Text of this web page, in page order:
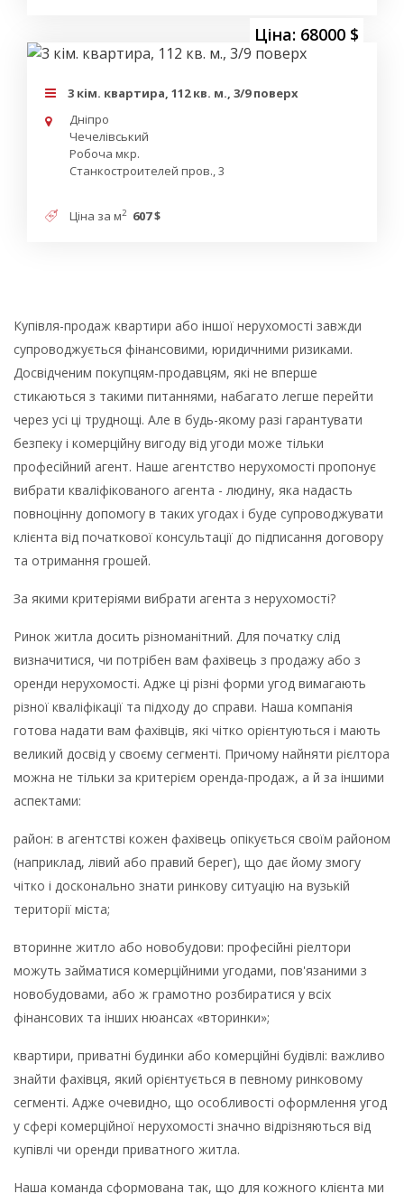
Ціна: 68000 $
3 кім. квартира, 112 кв. м., 3/9 поверх
Дніпро
Чечелівський
Робоча мкр.
Станкостроителей пров., 3
Ціна за м2 607 $
Купівля-продаж квартири або іншої нерухомості завжди
супроводжується фінансовими, юридичними ризиками.
Досвідченим покупцям-продавцям, які не вперше
стикаються з такими питаннями, набагато легше перейти
через усі ці труднощі. Але в будь-якому разі гарантувати
безпеку і комерційну вигоду від угоди може тільки
професійний агент. Наше агентство нерухомості пропонує
вибрати кваліфікованого агента - людину, яка надасть
повноцінну допомогу в таких угодах і буде супроводжувати
клієнта від початкової консультації до підписання договору
та отримання грошей.
За якими критеріями вибрати агента з нерухомості?
Ринок житла досить різноманітний. Для початку слід
визначитися, чи потрібен вам фахівець з продажу або з
оренди нерухомості. Адже ці різні форми угод вимагають
різної кваліфікації та підходу до справи. Наша компанія
готова надати вам фахівців, які чітко орієнтуються і мають
великий досвід у своєму сегменті. Причому найняти рієлтора
можна не тільки за критерієм оренда-продаж, а й за іншими
аспектами:
район: в агентстві кожен фахівець опікується своїм районом
(наприклад, лівий або правий берег), що дає йому змогу
чітко і досконально знати ринкову ситуацію на вузькій
території міста;
вторинне житло або новобудови: професійні ріелтори
можуть займатися комерційними угодами, пов'язаними з
новобудовами, або ж грамотно розбиратися у всіх
фінансових та інших нюансах «вторинки»;
квартири, приватні будинки або комерційні будівлі: важливо
знайти фахівця, який орієнтується в певному ринковому
сегменті. Адже очевидно, що особливості оформлення угод
у сфері комерційної нерухомості значно відрізняються від
купівлі чи оренди приватного житла.
Наша команда сформована так, що для кожного клієнта ми